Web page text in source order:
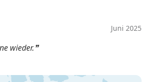
Juni 2025
wieder.